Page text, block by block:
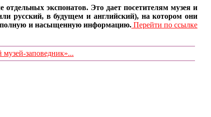
экспонатов. Это дает посетителям музея и
русский, в будущем и английский), на котором они
полную и насыщенную информацию.Перейти по ссылке
заповедник»...